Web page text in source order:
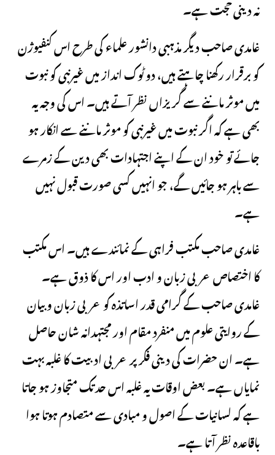
نہ دینی حجت ہے۔
غامدی صاحب دیگر مذہبی دانشور علماء کی طرح اس کنفیوژن
کو برقرار رکھنا چاہتے ہیں، دو ٹوک انداز میں غیرنبی کو نبوت
میں موثر ماننے سے گریزاں نظر آتے ہیں۔ اس کی وجہ یہ
بھی ہے کہ اگر نبوت میں غیرنبی کو موثر ماننے سے انکار ہو
جائے تو خود ان کے اپنے اجتہادات بھی دین کے زمرے
سے باہر ہو جائیں گے، جو انہیں کسی صورت قبول نہیں
ہے۔
غامدی صاحب مکتب فراہی کے نمائندے ہیں۔ اس مکتب
کا اختصاص عربی زبان و ادب اور اس کا ذوق ہے۔
غامدی صاحب کے گرامی قدر اساتذہ کو عربی زبان و بیان
کے روایتی علوم میں منفرد مقام اور مجتہدانہ شان حاصل
ہے۔ ان حضرات کی دینی فکر پر عربی ادبیت کا غلبہ بہت
نمایاں ہے۔ بعض اوقات یہ غلبہ اس حد تک متجاوز ہو جاتا
ہے کہ لسانیات کے اصول و مبادی سے متصادم ہوتا ہوا
باقاعدہ نظر آتا ہے۔